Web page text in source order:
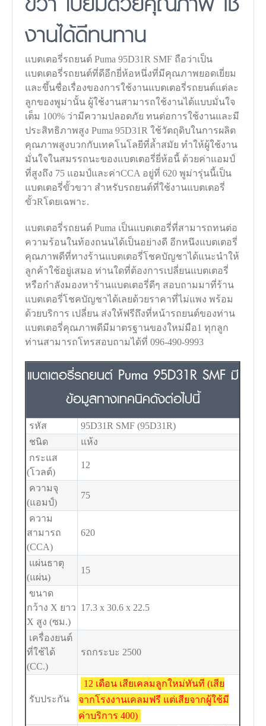
งานได้ดีทนทาน
แบตเตอรี่รถยนต์ Puma 95D31R SMF ถือว่าเป็น
แบตเตอรี่รถยนต์ที่ดีอีกยี่ห้อหนึ่งที่มีคุณภาพยอดเยี่ยม
และขึ้นชื่อเรื่องของการใช้งานแบตเตอรี่รถยนต์แต่ละ
ลูกของพูม่านั้น ผู้ใช้งานสามารถใช้งานได้แบบมั่นใจ
เต็ม 100% ว่ามีความปลอดภัย ทนต่อการใช้งานและมี
ประสิทธิภาพสูง Puma 95D31R ใช้วัตถุดิบในการผลิต
คุณภาพสูงบวกกับเทคโนโลยีที่ล้ำสมัย ทำให้ผู้ใช้งาน
มั่นใจในสมรรถนะของแบตเตอรี่ยี่ห้อนี้ ด้วยค่าแอมป์
ที่สูงถึง 75 แอมป์และค่าCCA อยู่ที่ 620 พูม่ารุ่นนี้เป็น
แบตเตอรี่ขั้วขวา สำหรับรถยนต์ที่ใช้งานแบตเตอรี่
ขั้วRโดยเฉพาะ.
แบตเตอรี่รถยนต์ Puma เป็นแบตเตอรี่ที่สามารถทนต่อ
ความร้อนในท้องถนนได้เป็นอย่างดี อีกหนึงแบตเตอรี่
คุณภาพดีที่ทางร้านแบตเตอรี่โชคบัญชาได้แนะนำให้
ลูกค้าใช้อยู่เสมอ ท่านใดที่ต้องการเปลี่ยนแบตเตอรี่
หรือกำลังมองหาร้านแบตเตอรี่ดีๆ สอบถามมาที่ร้าน
แบตเตอรี่โชคบัญชาได้เลยด้วยราคาที่ไม่แพง พร้อม
ด้วยบริการ เปลี่ยน ส่งให้ฟรีถึงที่หน้ารถยนต์ของท่าน
แบตเตอรี่คุณภาพดีมีมาตรฐานของใหม่มือ1 ทุกลูก
ท่านสามารถโทรสอบถามได้ที่ 096-490-9993
แบตเตอรี่รถยนต์ Puma 95D31R SMF มี
ข้อมูลทางเทคนิคดังต่อไปนี้
รหัส
95D31R SMF (95D31R)
ชนิด
แห้ง
กระแส
(โวลต์)
12
ความจุ
(แอมป์)
75
ความ
สามารถ
(CCA)
620
แผ่นธาตุ
(แผ่น)
15
ขนาด
กว้าง X ยาว
X สูง (ซม.)
17.3 x 30.6 x 22.5
เครื่องยนต์
ที่ใช้ได้
(CC.)
รถกระบะ 2500
รับประกัน
12 เดือน เสียเคลมลูกใหม่ทันที (เสีย
จากโรงงานเคลมฟรี แต่เสียจากผู้ใช้มี
ค่าบริการ 400)